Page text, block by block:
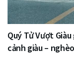
Quý Tử Vượt
cảnh giàu –